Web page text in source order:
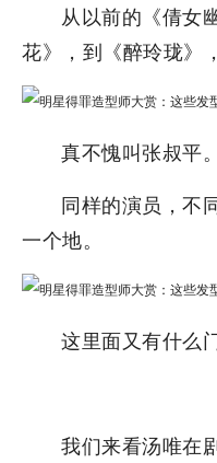
从以前的《倩女
花》，到《醉玲珑》
真不愧叫张叔平。
同样的演员，不
一个地。
这里面又有什么
我们来看汤唯在